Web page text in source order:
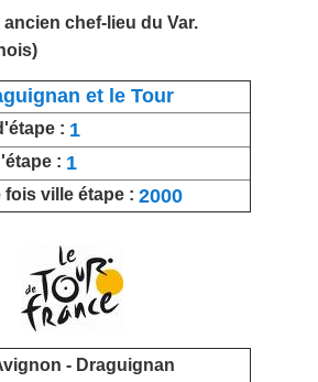
chef-lieu du Var.
et le Tour
: 1
: 1
fois ville étape : 2000
- Draguignan